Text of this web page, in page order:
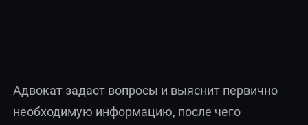
Адвокат задаст вопросы и выяснит первично
необходимую информацию, после чего